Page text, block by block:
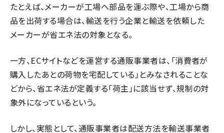
たとえば、メーカーが工場へ部品を運ぶ際や、工場から商
品を出荷する場合は、輸送を行う企業と輸送を依頼した
メーカーが省エネ法の対象となる。
一方、ECサイトなどを運営する通販事業者は、「消費者が
購入したあとの荷物を宅配している」とみなされることな
どから、省エネ法が定義する「荷主」に該当せず、規制の対
象外になっているという。
しかし、実態として、通販事業者は配送方法を輸送事業者